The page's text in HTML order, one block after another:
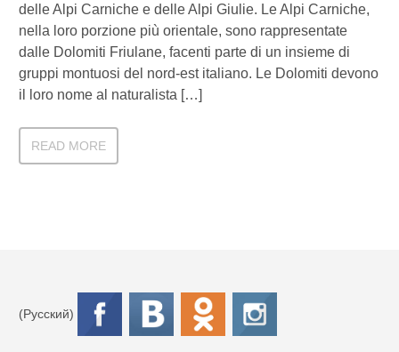
delle Alpi Carniche e delle Alpi Giulie. Le Alpi Carniche,
nella loro porzione più orientale, sono rappresentate
dalle Dolomiti Friulane, facenti parte di un insieme di
gruppi montuosi del nord-est italiano. Le Dolomiti devono
il loro nome al naturalista […]
READ MORE
(Русский)